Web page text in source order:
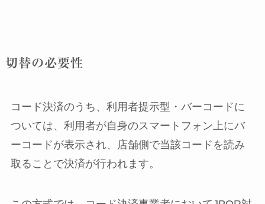
切替の必要性
コード決済のうち、利用者提示型・バーコードに
ついては、利用者が自身のスマートフォン上にバ
ーコードが表示され、店舗側で当該コードを読み
取ることで決済が行われます。